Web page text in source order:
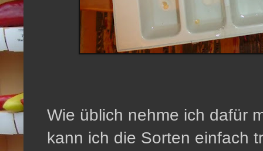
Wie üblich nehme ich dafür
kann ich die Sorten einfach